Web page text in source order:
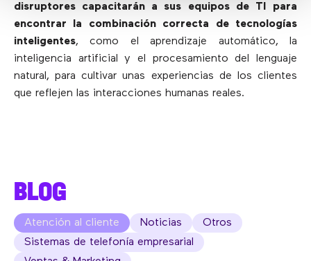
disruptores capacitarán a sus equipos de TI para
encontrar la combinación correcta de tecnologías
inteligentes, como el aprendizaje automático, la
inteligencia artificial y el procesamiento del lenguaje
natural, para cultivar unas experiencias de los clientes
que reflejen las interacciones humanas reales.
BLOG
Atención al cliente Noticias
Otros
Sistemas de telefonía empresarial